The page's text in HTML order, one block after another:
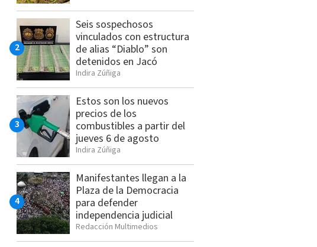
Seis sospechosos
vinculados con estructura
de alias “Diablo” son
detenidos en Jacó
Indira Zúñiga
Estos son los nuevos
precios de los
combustibles a partir del
jueves 6 de agosto
Indira Zúñiga
Manifestantes llegan a la
Plaza de la Democracia
para defender
independencia judicial
Redacción Multimedios